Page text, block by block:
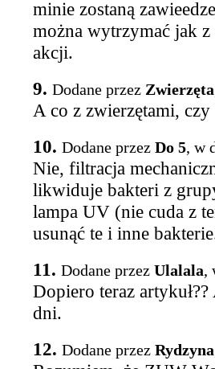
minie zostaną
można wytrzymać jak
akcji.
9. Dodane przez Zwierzęta
A co z zwierzętami,
10. Dodane przez Do 5, w
Nie, filtracja
likwiduje bakteri z
lampa UV (nie cuda z
usunąć te i inne
11. Dodane przez Ulalala,
Dopiero teraz
dni.
12. Dodane przez Rydzyna